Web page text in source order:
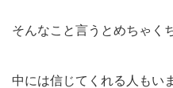
そんなこと言うとめちゃく
中には信じてくれる人もい